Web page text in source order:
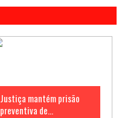
Justiça mantém prisão
preventiva de...